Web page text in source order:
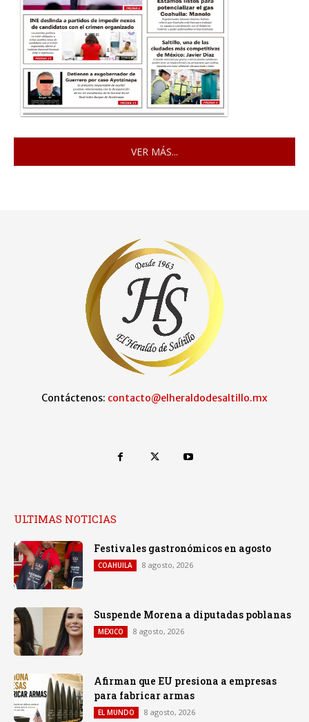
VER MÁS...
Contáctenos: contacto@elheraldodesaltillo.mx
ULTIMAS NOTICIAS
Festivales gastronómicos en agosto
COAHUILA 8 agosto, 2026
Suspende Morena a diputadas poblanas
MEXICO 8 agosto, 2026
Afirman que EU presiona a empresas
para fabricar armas
EL MUNDO 8 agosto, 2026